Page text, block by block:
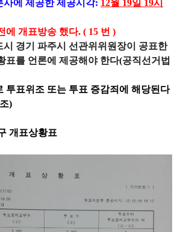
사에 제공한 제공시각: 12월 19일 19시
에 개표방송 했다. ( 15 번 )
시 경기 파주시 선관위위원장이 공표한
표를 언론에 제공해야 한다(공직선거법
투표위조 또는 투표 증감죄에 해당된다
)
개표상황표